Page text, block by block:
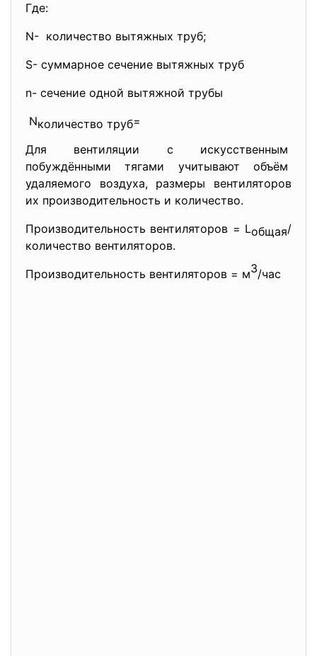
Где:
N- количество вытяжных труб;
S- суммарное сечение вытяжных труб
n- сечение одной вытяжной трубы
Nколичество труб=
Для вентиляции с искусственным
побуждёнными тягами учитывают объём
удаляемого воздуха, размеры вентиляторов
их производительность и количество.
Производительность вентиляторов = Lобщая/
количество вентиляторов.
Производительность вентиляторов = м3/час